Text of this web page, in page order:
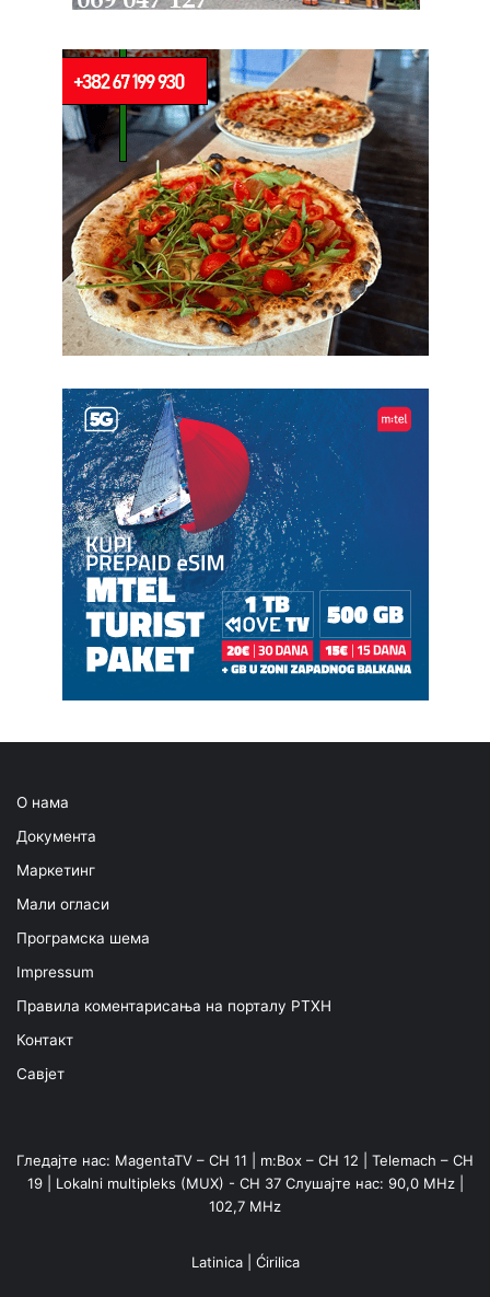
О нама
Документа
Маркетинг
Мали огласи
Програмска шема
Impressum
Правила коментарисања на порталу РТХН
Контакт
Савјет
Гледајте нас: MagentaTV – CH 11 | m:Box – CH 12 | Telemach – CH
19 | Lokalni multipleks (MUX) - CH 37 Слушајте нас: 90,0 MHz |
102,7 MHz
Latinica| Ćirilica